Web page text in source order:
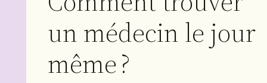
un médecin le jour
même ?